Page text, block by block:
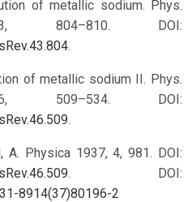
of metallic sodium. Phys.
804–810. DOI:
.
of metallic sodium II. Phys.
509–534. DOI:
.
A. Physica 1937, 4, 981. DOI:
. DOI:
8914(37)80196-2